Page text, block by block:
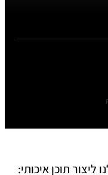
ליצור תוכן איכותי: